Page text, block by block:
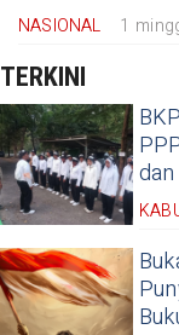
NASIONAL 1
TERKINI